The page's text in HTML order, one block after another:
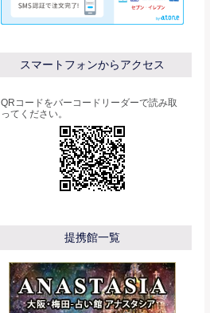
スマートフォンからアクセス
QRコードをバーコードリーダーで読み取
ってください。
提携館一覧